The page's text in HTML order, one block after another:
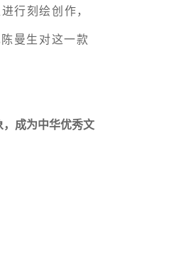
行刻绘创作，
曼生对这一款
成为中华优秀文